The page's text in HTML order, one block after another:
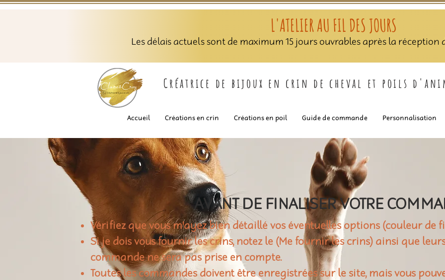
L'ATELIER AU FIL DES JOURS
Les délais actuels sont de maximum 15 jours ouvrables après la réception
Créatrice de bijoux en crin de cheval et poils
Accueil Créations en crin Créations en poil Guide de commande Personnalisation
AVANT DE FINALISER VOTRE
Vérifiez que vous m'ayez bien détaillé vos éventuelles options (couleur de
Si je dois vous fournir les crins, notez le (Me fournir les crins) ainsi que
commande ne sera pas prise en compte.
Toutes les commandes doivent être enregistrées sur le site, mais vous